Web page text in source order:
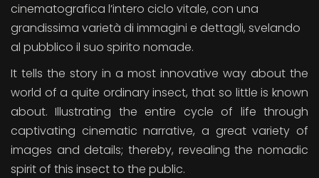
cinematografica l’intero ciclo vitale, con una
grandissima varietà di immagini e dettagli, svelando
al pubblico il suo spirito nomade.
It tells the story in a most innovative way about the
world of a quite ordinary insect, that so little is known
about. Illustrating the entire cycle of life through
captivating cinematic narrative, a great variety of
images and details; thereby, revealing the nomadic
spirit of this insect to the public.